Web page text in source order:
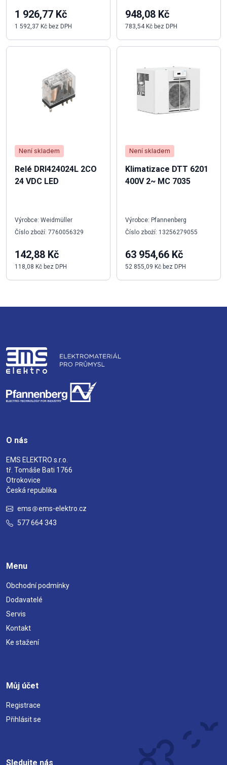
1 926,77 Kč
1 592,37 Kč bez DPH
Není skladem
Relé DRI424024L 2CO
24 VDC LED
Výrobce: Weidmüller
Číslo zboží: 7760056329
142,88 Kč
118,08 Kč bez DPH
948,08 Kč
783,54 Kč bez DPH
Není skladem
Klimatizace DTT 6201
400V 2~ MC 7035
Výrobce: Pfannenberg
Číslo zboží: 13256279055
63 954,66 Kč
52 855,09 Kč bez DPH
O nás
EMS ELEKTRO s.r.o.
tř. Tomáše Bati 1766
Otrokovice
Česká republika
ems
ems-elektro.cz
577 664 343
Menu
Obchodní podmínky
Dodavatelé
Servis
Kontakt
Ke stažení
Můj účet
Registrace
Přihlásit se
Sledujte nás